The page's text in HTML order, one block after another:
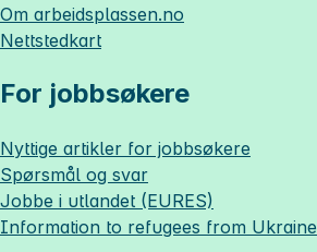
Om arbeidsplassen.no
Nettstedkart
For jobbsøkere
Nyttige artikler for jobbsøkere
Spørsmål og svar
Jobbe i utlandet (EURES)
Information to refugees from Ukraine